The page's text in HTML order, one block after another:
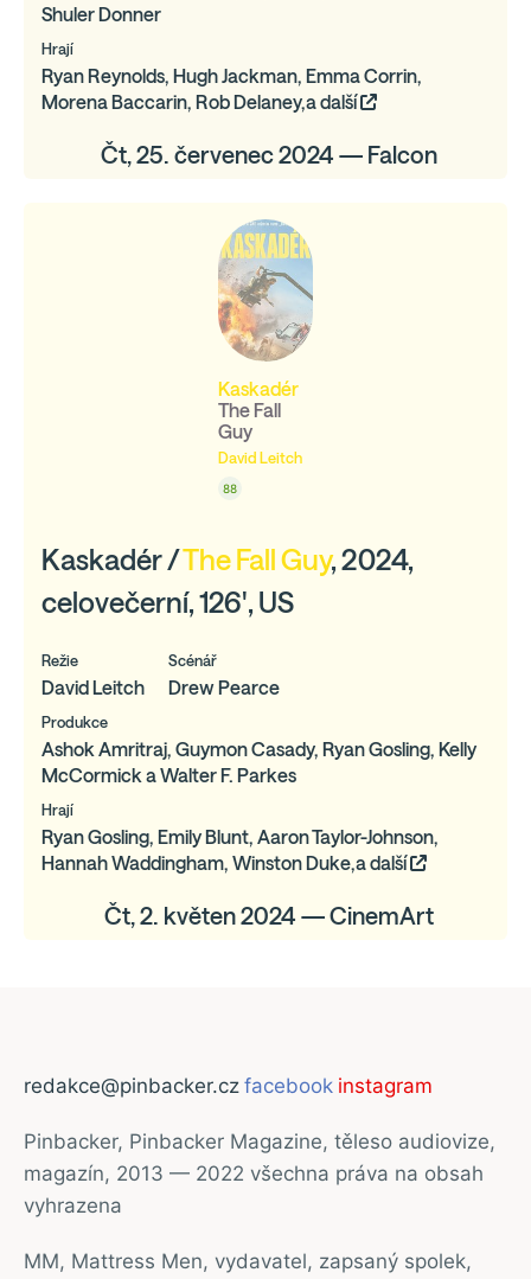
Shuler Donner
Hrají
Ryan Reynolds, Hugh Jackman, Emma Corrin,
Morena Baccarin, Rob Delaney,a další
Čt, 25. červenec 2024 — Falcon
Kaskadér
The Fall
Guy
David Leitch
88
Kaskadér /The Fall Guy, 2024,
celovečerní, 126', US
Režie
David Leitch
Scénář
Drew Pearce
Produkce
Ashok Amritraj, Guymon Casady, Ryan Gosling, Kelly
McCormick a Walter F. Parkes
Hrají
Ryan Gosling, Emily Blunt, Aaron Taylor-Johnson,
Hannah Waddingham, Winston Duke,a další
Čt, 2. květen 2024 — CinemArt
redakce@pinbacker.cz facebook instagram
Pinbacker, Pinbacker Magazine, těleso audiovize,
magazín, 2013 — 2022 všechna práva na obsah
vyhrazena
MM, Mattress Men, vydavatel, zapsaný spolek,